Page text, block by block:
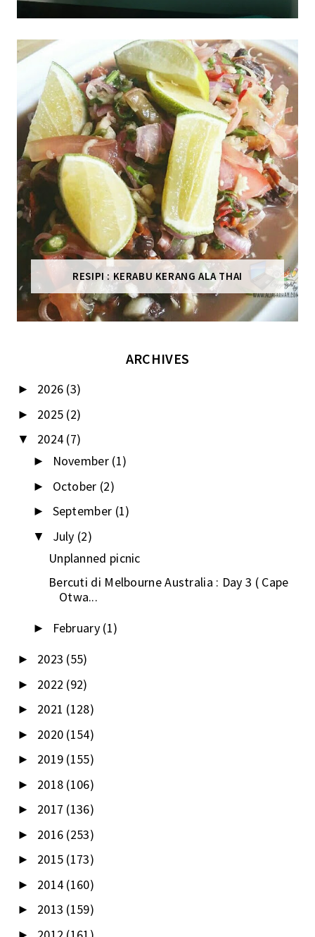
RESIPI : KERABU KERANG ALA THAI
ARCHIVES
► 2026 (3)
► 2025 (2)
▼ 2024 (7)
► November (1)
► October (2)
► September (1)
▼ July (2)
Unplanned picnic
Bercuti di Melbourne Australia : Day 3 ( Cape
Otwa...
► February (1)
► 2023 (55)
► 2022 (92)
► 2021 (128)
► 2020 (154)
► 2019 (155)
► 2018 (106)
► 2017 (136)
► 2016 (253)
► 2015 (173)
► 2014 (160)
► 2013 (159)